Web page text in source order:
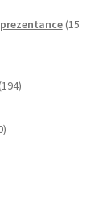
15
194izdelkov
izdelkov